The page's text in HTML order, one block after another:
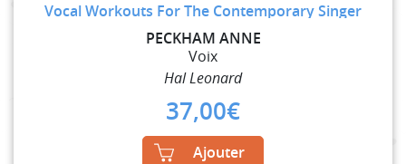
Vocal Workouts For The Contemporary Singer
PECKHAM ANNE
Voix
Hal Leonard
37,00€
Ajouter